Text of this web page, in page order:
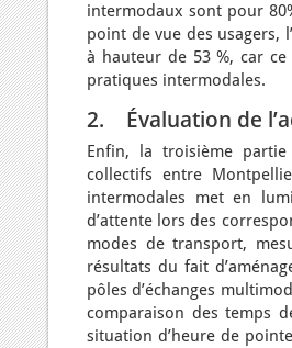
intermodaux sont pour
point de vue des usagers,
à hauteur de 53 %, car
pratiques intermodales.
2. Évaluation de
Enfin, la troisième
collectifs entre
intermodales met en
d’attente lors des
modes de transport,
résultats du fait
pôles d’échanges
comparaison des temps
situation d’heure de